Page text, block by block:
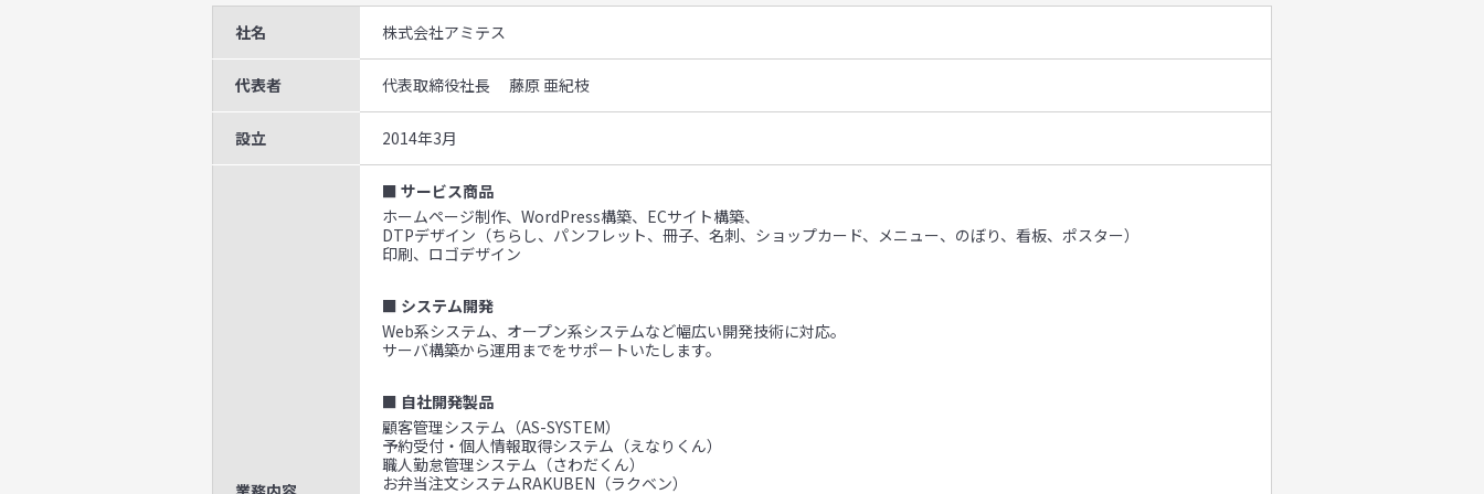
社名 株式会社アミテス
代表者 代表取締役社長 藤原 亜紀枝
設立 2014年3月
■ サービス商品
ホームページ制作、WordPress構築、ECサイト構築、
DTPデザイン（ちらし、パンフレット、冊子、名刺、ショップカード、メニュー、のぼり、看板、ポスター）
印刷、ロゴデザイン
■ システム開発
Web系システム、オープン系システムなど幅広い開発技術に対応。
サーバ構築から運用までをサポートいたします。
■ 自社開発製品
顧客管理システム（AS-SYSTEM）
予約受付・個人情報取得システム（えなりくん）
職人勤怠管理システム（さわだくん）
お弁当注文システムRAKUBEN（ラクベン）